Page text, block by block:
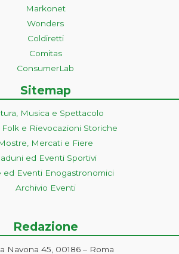
Markonet
Wonders
Coldiretti
Comitas
ConsumerLab
Sitemap
Musica e Spettacolo
Folk e Rievocazioni Storiche
Mercati e Fiere
ed Eventi Sportivi
ed Eventi Enogastronomici
Archivio Eventi
Redazione
Navona 45, 00186 – Roma